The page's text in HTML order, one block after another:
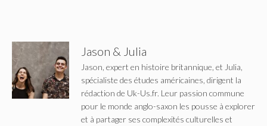
Jason & Julia
Jason, expert en histoire britannique, et Julia,
spécialiste des études américaines, dirigent la
rédaction de Uk-Us.fr. Leur passion commune
pour le monde anglo-saxon les pousse à explorer
et à partager ses complexités culturelles et